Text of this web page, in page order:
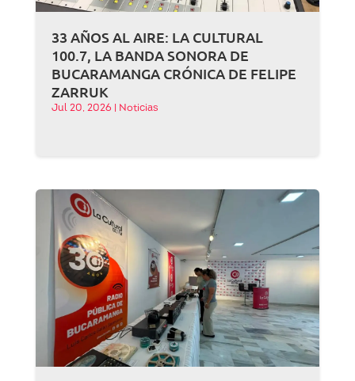
33 AÑOS AL AIRE: LA CULTURAL
100.7, LA BANDA SONORA DE
BUCARAMANGA CRÓNICA DE FELIPE
ZARRUK
Jul 20, 2026 Noticias